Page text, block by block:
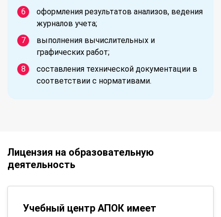
оформления результатов анализов, ведения
журналов учета;
выполнения вычислительных и
графических работ;
составления технической документации в
соответствии с нормативами.
Лицензия на образовательную
деятельность
Учебный центр АПОК имеет